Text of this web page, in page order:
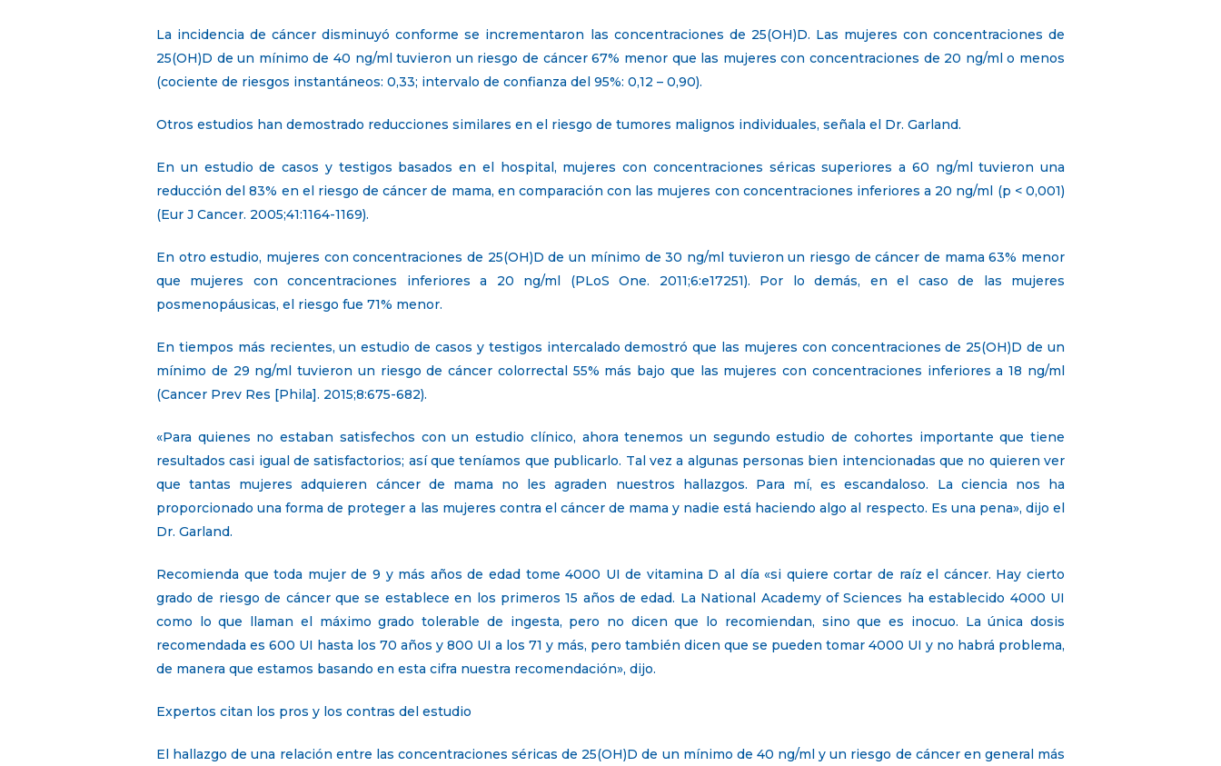
La incidencia de cáncer disminuyó conforme se incrementaron las concentraciones de 25(OH)D. Las mujeres con concentraciones de
25(OH)D de un mínimo de 40 ng/ml tuvieron un riesgo de cáncer 67% menor que las mujeres con concentraciones de 20 ng/ml o menos
(cociente de riesgos instantáneos: 0,33; intervalo de confianza del 95%: 0,12 – 0,90).
Otros estudios han demostrado reducciones similares en el riesgo de tumores malignos individuales, señala el Dr. Garland.
En un estudio de casos y testigos basados en el hospital, mujeres con concentraciones séricas superiores a 60 ng/ml tuvieron una
reducción del 83% en el riesgo de cáncer de mama, en comparación con las mujeres con concentraciones inferiores a 20 ng/ml (p < 0,001)
(Eur J Cancer. 2005;41:1164-1169).
En otro estudio, mujeres con concentraciones de 25(OH)D de un mínimo de 30 ng/ml tuvieron un riesgo de cáncer de mama 63% menor
que mujeres con concentraciones inferiores a 20 ng/ml (PLoS One. 2011;6:e17251). Por lo demás, en el caso de las mujeres
posmenopáusicas, el riesgo fue 71% menor.
En tiempos más recientes, un estudio de casos y testigos intercalado demostró que las mujeres con concentraciones de 25(OH)D de un
mínimo de 29 ng/ml tuvieron un riesgo de cáncer colorrectal 55% más bajo que las mujeres con concentraciones inferiores a 18 ng/ml
(Cancer Prev Res [Phila]. 2015;8:675-682).
«Para quienes no estaban satisfechos con un estudio clínico, ahora tenemos un segundo estudio de cohortes importante que tiene
resultados casi igual de satisfactorios; así que teníamos que publicarlo. Tal vez a algunas personas bien intencionadas que no quieren ver
que tantas mujeres adquieren cáncer de mama no les agraden nuestros hallazgos. Para mí, es escandaloso. La ciencia nos ha
proporcionado una forma de proteger a las mujeres contra el cáncer de mama y nadie está haciendo algo al respecto. Es una pena», dijo el
Dr. Garland.
Recomienda que toda mujer de 9 y más años de edad tome 4000 UI de vitamina D al día «si quiere cortar de raíz el cáncer. Hay cierto
grado de riesgo de cáncer que se establece en los primeros 15 años de edad. La National Academy of Sciences ha establecido 4000 UI
como lo que llaman el máximo grado tolerable de ingesta, pero no dicen que lo recomiendan, sino que es inocuo. La única dosis
recomendada es 600 UI hasta los 70 años y 800 UI a los 71 y más, pero también dicen que se pueden tomar 4000 UI y no habrá problema,
de manera que estamos basando en esta cifra nuestra recomendación», dijo.
Expertos citan los pros y los contras del estudio
El hallazgo de una relación entre las concentraciones séricas de 25(OH)D de un mínimo de 40 ng/ml y un riesgo de cáncer en general más